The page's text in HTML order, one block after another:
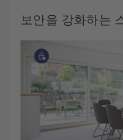
보안을 강화하는